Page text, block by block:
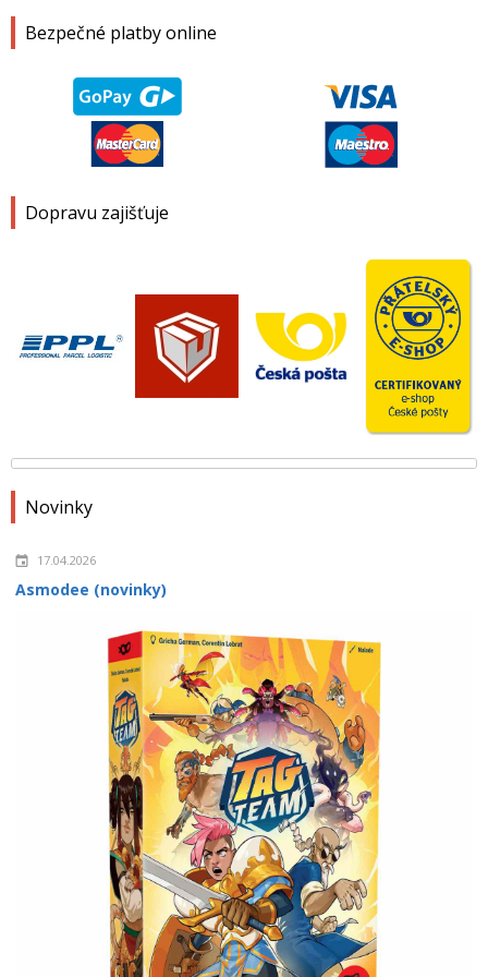
Bezpečné platby online
Dopravu zajišťuje
Novinky
17.04.2026
Asmodee (novinky)